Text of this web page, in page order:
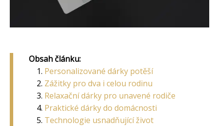
Obsah článku:
Personalizované dárky potěší
Zážitky pro dva i celou rodinu
Relaxační dárky pro unavené rodiče
Praktické dárky do domácnosti
Technologie usnadňující život